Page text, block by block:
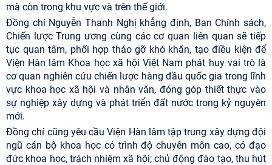
mà còn trong khu vực và trên thế giới.
Đồng chí Nguyễn Thanh Nghị khẳng định, Ban Chính sách,
Chiến lược Trung ương cùng các cơ quan liên quan sẽ tiếp
tục quan tâm, phối hợp tháo gỡ khó khăn, tạo điều kiện để
Viện Hàn lâm Khoa học xã hội Việt Nam phát huy vai trò là
cơ quan nghiên cứu chiến lược hàng đầu quốc gia trong lĩnh
vực khoa học xã hội và nhân văn, đóng góp thiết thực vào
sự nghiệp xây dựng và phát triển đất nước trong kỷ nguyên
mới.
Đồng chí cũng yêu cầu Viện Hàn lâm tập trung xây dựng đội
ngũ cán bộ khoa học có trình độ chuyên môn cao, có đạo
đức khoa học, trách nhiệm xã hội; chủ động đào tạo, thu hút